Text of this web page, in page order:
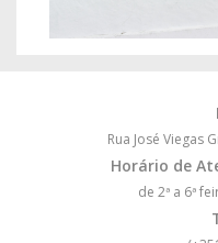
Rua José Viegas
Horário de
de 2ª a 6ª